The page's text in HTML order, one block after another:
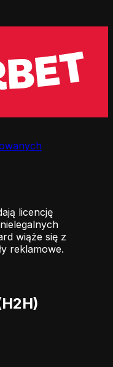
licencję
wiąże się z
reklamowe.